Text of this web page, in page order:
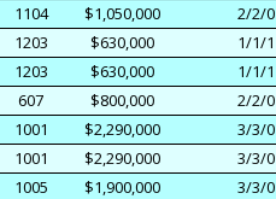
1104
$1,050,000 2/2/0
1203
$630,000 1/1/1
1203
$630,000 1/1/1
607
$800,000 2/2/0
1001
$2,290,000 3/3/0
1001
$2,290,000 3/3/0
1005
$1,900,000 3/3/0